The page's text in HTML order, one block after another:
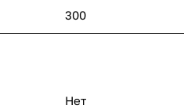
300
Нет